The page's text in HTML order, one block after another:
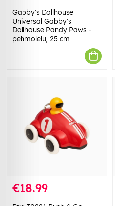
Gabby's Dollhouse
Universal Gabby's
Dollhouse Pandy Paws -
pehmolelu, 25 cm
€18.99